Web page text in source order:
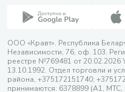
ООО «Кравт». Республика
Независимости, 76, оф. 103.
реестре №769481 от
13.10.1992. Отдел торговли и
района, +375172151740;
принимаются: 6378899 (А1, МТС,